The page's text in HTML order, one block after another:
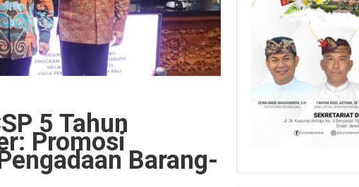
5 Tahun
Promosi
Barang-